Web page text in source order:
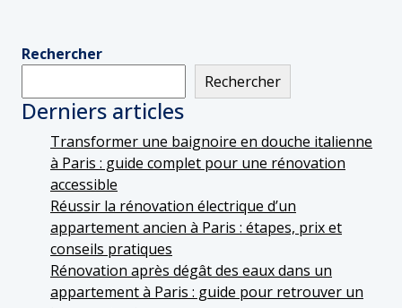
Rechercher
Rechercher
Derniers articles
Transformer une baignoire en douche italienne
à Paris : guide complet pour une rénovation
accessible
Réussir la rénovation électrique d’un
appartement ancien à Paris : étapes, prix et
conseils pratiques
Rénovation après dégât des eaux dans un
appartement à Paris : guide pour retrouver un